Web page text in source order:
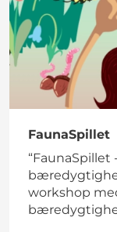
FaunaSpillet
workshop